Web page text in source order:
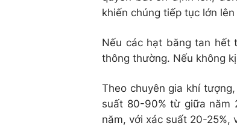
khiến chúng tiếp tục lớn
Nếu các hạt băng tan hết
thông thường. Nếu không
Theo chuyên gia khí
suất 80-90% từ giữa năm
năm, với xác suất 20-25%,